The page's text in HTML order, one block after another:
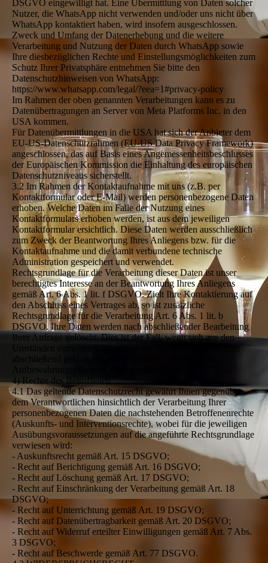
DSGVO eingewilligt hat. Eine Übermittlung von Daten solcher
Nutzer, die WhatsApp nicht verwenden und/oder uns nicht über
WhatsApp kontaktiert haben, wird insofern ausgeschlossen.
Zweck und Umfang der Datenerhebung und die weitere
Verarbeitung und Nutzung der Daten durch WhatsApp sowie
Ihre diesbezüglichen Rechte und Einstellungsmöglichkeiten zum
Schutz Ihrer Privatsphäre entnehmen Sie bitte den
Datenschutzhinweisen von WhatsApp:
https://www.whatsapp.com/legal/?eea=1#privacy-policy
Im Rahmen der oben genannten Verarbeitungen kann es zu
Datenübertragungen an Server von Meta Platforms Inc. in den
USA kommen.
Für Datenübermittlungen in die USA hat sich der Anbieter dem
EU-US-Datenschutzrahmen (EU-US Data Privacy Framework)
angeschlossen, das auf Basis eines Angemessenheitsbeschlusses
der Europäischen Kommission die Einhaltung des europäischen
Datenschutzniveaus sicherstellt.
3.2 Im Rahmen der Kontaktaufnahme mit uns (z.B. per
Kontaktformular oder E-Mail) werden personenbezogene Daten
erhoben. Welche Daten im Falle der Nutzung eines
Kontaktformulars erhoben werden, ist aus dem jeweiligen
Kontaktformular ersichtlich. Diese Daten werden ausschließlich
zum Zweck der Beantwortung Ihres Anliegens bzw. für die
Kontaktaufnahme und die damit verbundene technische
Administration gespeichert und verwendet.
Rechtsgrundlage für die Verarbeitung dieser Daten ist unser
berechtigtes Interesse an der Beantwortung Ihres Anliegens
gemäß Art. 6 Abs. 1 lit. f DSGVO. Zielt Ihre Kontaktierung auf
den Abschluss eines Vertrages ab, so ist zusätzliche
Rechtsgrundlage für die Verarbeitung Art. 6 Abs. 1 lit. b
DSGVO. Ihre Daten werden nach abschließender Bearbeitung
Ihrer Anfrage gelöscht. Dies ist der Fall, wenn sich aus den
abschließend geklärt ist und sofern keine gesetzlichen
4) Rechte des Betroffenen
4.1 Das geltende Datenschutzrecht gewährt Ihnen gegenüber
dem Verantwortlichen hinsichtlich der Verarbeitung Ihrer
personenbezogenen Daten die nachstehenden Betroffenenrechte
(Auskunfts- und Interventionsrechte), wobei für die jeweiligen
Ausübungsvoraussetzungen auf die angeführte Rechtsgrundlage
verwiesen wird:
- Auskunftsrecht gemäß Art. 15 DSGVO;
- Recht auf Berichtigung gemäß Art. 16 DSGVO;
- Recht auf Löschung gemäß Art. 17 DSGVO;
- Recht auf Einschränkung der Verarbeitung gemäß Art. 18
DSGVO;
- Recht auf Unterrichtung gemäß Art. 19 DSGVO;
- Recht auf Datenübertragbarkeit gemäß Art. 20 DSGVO;
- Recht auf Widerruf erteilter Einwilligungen gemäß Art. 7 Abs.
3 DSGVO;
- Recht auf Beschwerde gemäß Art. 77 DSGVO.